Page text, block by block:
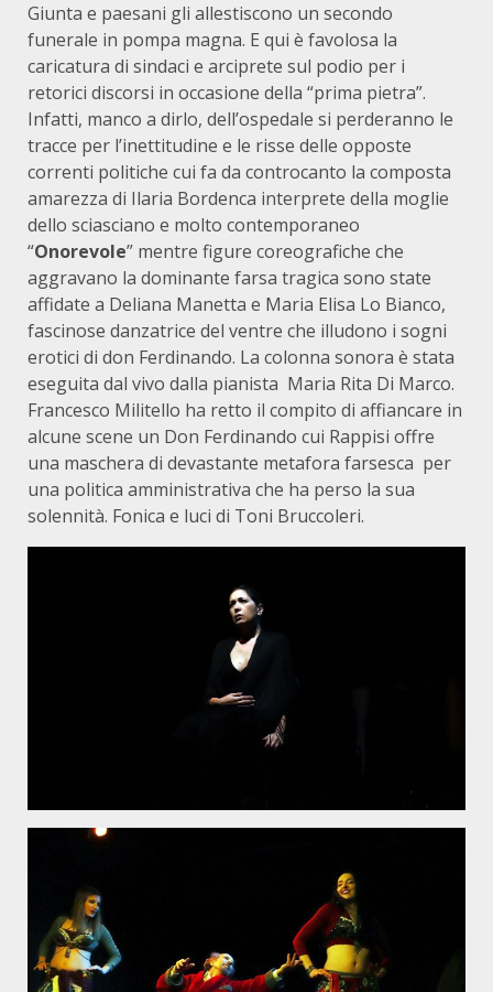
Giunta e paesani gli allestiscono un secondo
funerale in pompa magna. E qui è favolosa la
caricatura di sindaci e arciprete sul podio per i
retorici discorsi in occasione della “prima pietra”.
Infatti, manco a dirlo, dell’ospedale si perderanno le
tracce per l’inettitudine e le risse delle opposte
correnti politiche cui fa da controcanto la composta
amarezza di Ilaria Bordenca interprete della moglie
dello sciasciano e molto contemporaneo
“Onorevole” mentre figure coreografiche che
aggravano la dominante farsa tragica sono state
affidate a Deliana Manetta e Maria Elisa Lo Bianco,
fascinose danzatrice del ventre che illudono i sogni
erotici di don Ferdinando. La colonna sonora è stata
eseguita dal vivo dalla pianista Maria Rita Di Marco.
Francesco Militello ha retto il compito di affiancare in
alcune scene un Don Ferdinando cui Rappisi offre
una maschera di devastante metafora farsesca per
una politica amministrativa che ha perso la sua
solennità. Fonica e luci di Toni Bruccoleri.